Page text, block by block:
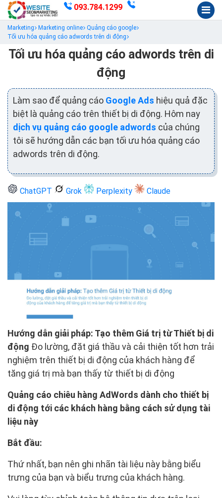
093.784.1299
Marketing Marketing online Quảng cáo google
Tối ưu hóa quảng cáo adwords trên di động
Tối ưu hóa quảng cáo adwords trên di
động
Làm sao để quảng cáo Google Ads hiệu quả đặc
biệt là quảng cáo trên thiết bị di động. Hôm nay
dịch vụ quảng cáo google adwords của chúng
tôi sẽ hướng dẫn các bạn tối ưu hóa quảng cáo
adwords trên di động.
ChatGPT Grok Perplexity Claude
Hướng dẫn giải pháp: Tạo thêm Giá trị từ Thiết bị di
động Đo lường, đặt giá thầu và cải thiện tốt hơn trải
nghiệm trên thiết bị di động của khách hàng để
tăng giá trị mà bạn thấy từ thiết bị di động
Quảng cáo chiêu hàng AdWords dành cho thiết bị
di động tới các khách hàng bằng cách sử dụng tài
liệu này
Bắt đầu:
Thứ nhất, bạn nên ghi nhãn tài liệu này bằng biểu
trưng của bạn và biểu trưng của khách hàng.